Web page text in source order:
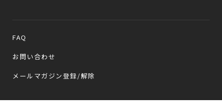
FAQ
お問い合わせ
メールマガジン登録/解除